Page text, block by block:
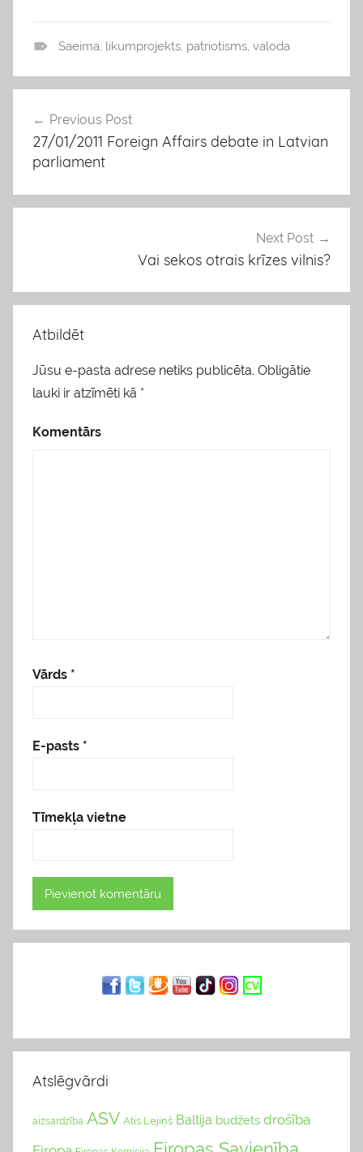
l
s
Saeima, likumprojekts, patriotisms, valoda
Ziņu
izvēlne
Previous Post
27/01/2011 Foreign Affairs debate in Latvian
parliament
Next Post
Vai sekos otrais krīzes vilnis?
Atbildēt
Jūsu e-pasta adrese netiks publicēta. Obligātie
lauki ir atzīmēti kā *
Komentārs
Vārds *
E-pasts *
Tīmekļa vietne
Atslēgvārdi
aizsardzība ASV Atis Lejiņš Baltija budžets drošība